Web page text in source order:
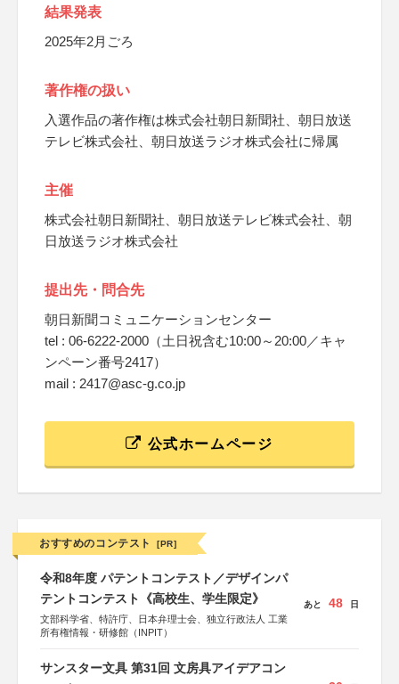
結果発表
2025年2月ごろ
著作権の扱い
入選作品の著作権は株式会社朝日新聞社、朝日放送
テレビ株式会社、朝日放送ラジオ株式会社に帰属
主催
株式会社朝日新聞社、朝日放送テレビ株式会社、朝
日放送ラジオ株式会社
提出先・問合先
朝日新聞コミュニケーションセンター
tel : 06-6222-2000（土日祝含む10:00～20:00／キャ
ンペーン番号2417）
mail : 2417@asc-g.co.jp
公式ホームページ
おすすめのコンテスト [PR]
令和8年度 パテントコンテスト／デザインパ
テントコンテスト《高校生、学生限定》
文部科学省、特許庁、日本弁理士会、独立行政法人 工業
所有権情報・研修館（INPIT）
あと 48 日
サンスター文具 第31回 文房具アイデアコン